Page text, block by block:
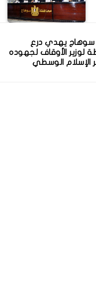
يهدي درع
لوزير الأوقاف لجهوده
الوسطي